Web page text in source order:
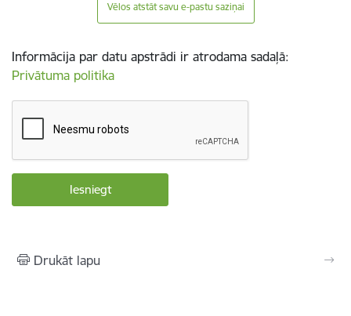
Vēlos atstāt savu e-pastu saziņai
Informācija par datu apstrādi ir atrodama sadaļā:
Privātuma politika
Drukāt lapu